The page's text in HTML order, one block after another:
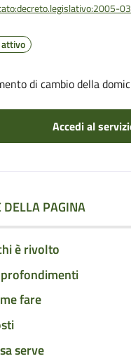
attivo
di cambio della
Accedi al
DELLA PAGINA
è rivolto
fare
serve